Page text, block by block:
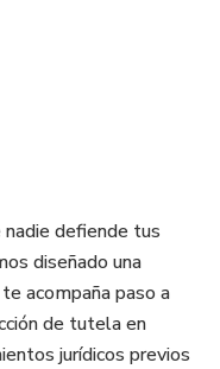
defiende tus
diseñado una
acompaña paso a
de tutela en
jurídicos previos